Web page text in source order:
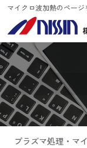
マイクロ波加熱のページ
プラズマ処理・マ